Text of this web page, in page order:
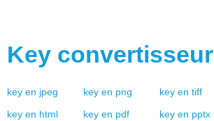
Key convertisseur
key en jpeg key en png key en tiff
key en html key en pdf key en pptx